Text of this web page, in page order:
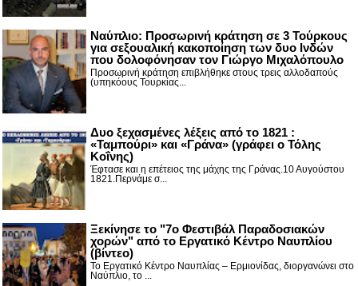
Ναύπλιο: Προσωρινή κράτηση σε 3 Τούρκους
για σεξουαλική κακοποίηση των δυο Ινδών
που δολοφόνησαν τον Γιώργο Μιχαλόπουλο
Προσωρινή κράτηση επιβλήθηκε στους τρεις αλλοδαπούς
(υπηκόους Τουρκίας...
Δυο ξεχασμένες λέξεις από το 1821 :
«Ταμπούρι» και «Γράνα» (γράφει ο Τόλης
Κοΐνης)
Έφτασε και η επέτειος της μάχης της Γράνας.10 Αυγούστου
1821.Περνάμε σ...
Ξεκίνησε το "7ο Φεστιβάλ Παραδοσιακών
χορών" από το Εργατικό Κέντρο Ναυπλίου
(βίντεο)
Το Εργατικό Κέντρο Ναυπλίας – Ερμιονίδας, διοργανώνει στο
Ναύπλιο, το ...